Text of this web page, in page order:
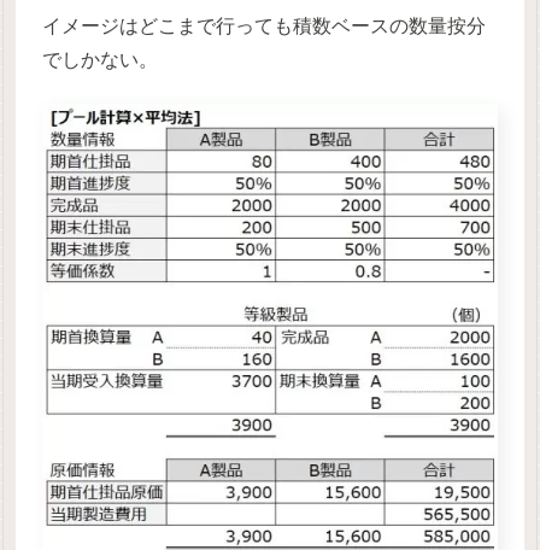
イメージはどこまで行っても積数ベースの数量按分
でしかない。